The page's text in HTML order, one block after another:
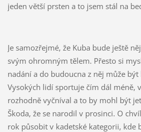
jeden větší prsten a to jsem stál na
Je samozřejmé, že Kuba bude ještě
svým ohromným tělem. Přesto si
nadání a do budoucna z něj může
Vysokých lidí sportuje čím dál méně,
rozhodně vyčníval a to by mohl být
Škoda, že se narodil v prosinci. O
rok působit v kadetské kategorii, kde